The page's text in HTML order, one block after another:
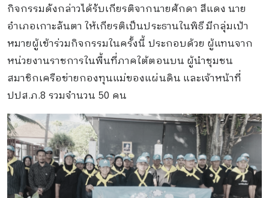
กิจกรรมดังกล่าวได้รับเกียรติจากนายศักดา สีแดง นาย
อำเภอเกาะลันตา ให้เกียรติเป็นประธานในพิธี มีกลุ่มเป้า
หมายผู้เข้าร่วมกิจกรรมในครั้งนี้ ประกอบด้วย ผู้แทนจาก
หน่วยงานราชการในพื้นที่ภาคใต้ตอนบน ผู้นำชุมชน
สมาชิกเครือข่ายกองทุนแม่ของแผ่นดิน และเจ้าหน้าที่
ปปส.ภ.8 รวมจำนวน 50 คน